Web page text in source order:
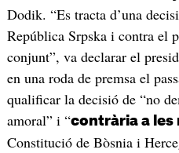
Dodik. “Es tracta d’una
República Srpska i contra el
conjunt”, va declarar el
en una roda de premsa el
qualificar la decisió de “no
amoral” i “contrària a les
Constitució de Bòsnia i